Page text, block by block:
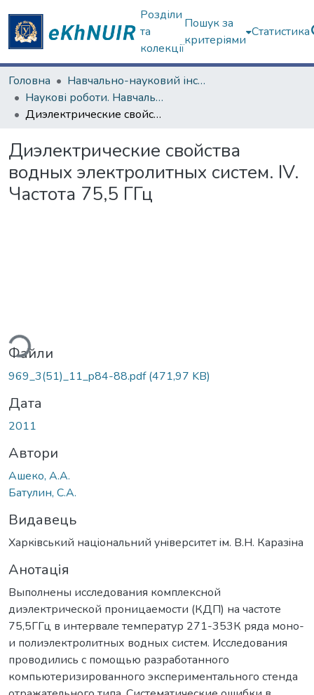
Розділи
та
колекції
Пошук за
критеріями
Статистика
Головна
Навчально-науковий інститут "Фізико-технічний факультет"
Наукові роботи. Навчально-науковий інститут "Фізико-технічний факультет"
Диэлектрические свойства водных электролитных систем. IV. Частота 75,5 ГГц
Диэлектрические свойства
водных электролитных систем. IV.
Частота 75,5 ГГц
Файли
969_3(51)_11_p84-88.pdf(471,97 KB)
Дата
2011
Автори
Ашеко, А.А.
Батулин, С.А.
Видавець
Харкiвський нацiональний унiверситет iм. В.Н. Каразiна
Анотація
Выполнены исследования комплексной
диэлектрической проницаемости (КДП) на частоте
75,5ГГц в интервале температур 271-353К ряда моно-
и полиэлектролитных водных систем. Исследования
проводились с помощью разработанного
компьютеризированного экспериментального стенда